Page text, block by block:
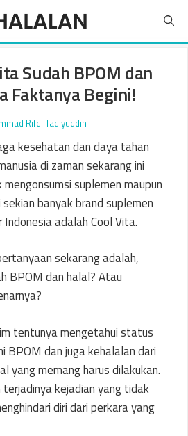
Sudah BPOM dan
Faktanya Begini!
Rifqi Taqiyuddin
kesehatan dan daya tahan
di zaman sekarang ini
suplemen maupun
banyak brand suplemen
adalah Cool Vita.
sekarang adalah,
BPOM dan halal? Atau
tentunya mengetahui status
BPOM dan juga kehalalan dari
yang memang harus dilakukan.
terjadinya kejadian yang tidak
diri dari perkara yang